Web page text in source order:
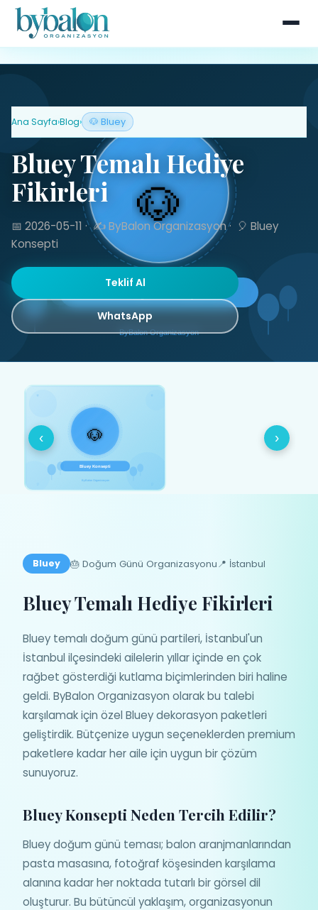
Ana Sayfa›Blog› 🐶 Bluey
Bluey Temalı Hediye
Fikirleri
📅 2026-05-11 ·✍️ ByBalon Organizasyon· 🎈 Bluey
Konsepti
Teklif Al
WhatsApp
‹ ›
Bluey 🎂 Doğum Günü Organizasyonu📍 İstanbul
Bluey Temalı Hediye Fikirleri
Bluey temalı doğum günü partileri, İstanbul'un
İstanbul ilçesindeki ailelerin yıllar içinde en çok
rağbet gösterdiği kutlama biçimlerinden biri haline
geldi. ByBalon Organizasyon olarak bu talebi
karşılamak için özel Bluey dekorasyon paketleri
geliştirdik. Bütçenize uygun seçeneklerden premium
paketlere kadar her aile için uygun bir çözüm
sunuyoruz.
Bluey Konsepti Neden Tercih Edilir?
Bluey doğum günü teması; balon aranjmanlarından
pasta masasına, fotoğraf köşesinden karşılama
alanına kadar her noktada tutarlı bir görsel dil
oluşturur. Bu bütüncül yaklaşım, organizasyonun